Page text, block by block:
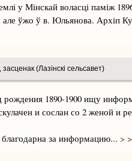
у Мінскай воласці паміж
ўжо ў в. Юльянова. Архіп
(Лазінскі сельсавет)
рождения 1890-1900 ищу
и сослан со 2 женой и
за информацию... >